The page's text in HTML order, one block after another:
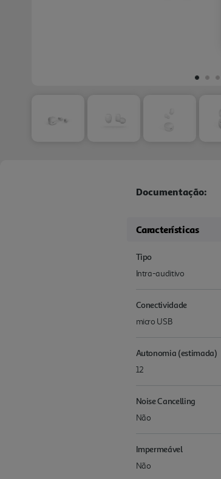
Documentação:
Características
Tipo
Intra-auditivo
Conectividade
micro USB
Autonomia (estimada)
12
Noise Cancelling
Não
Impermeável
Não